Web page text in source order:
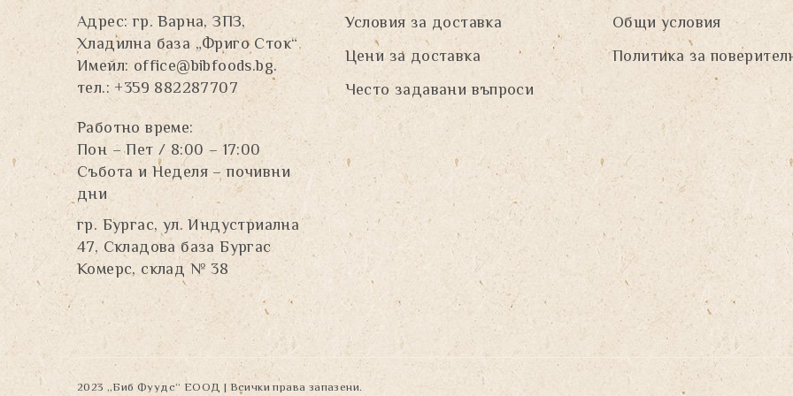
Адрес: гр. Варна, ЗПЗ,
Хладилна база „Фриго Сток“
Имейл:office@bibfoods.bg.
тел.: +359 882287707
Работно време:
Пон – Пет / 8:00 – 17:00
Събота и Неделя – почивни
дни
гр. Бургас, ул. Индустриална
47, Складова база Бургас
Комерс, склад № 38
Условия за доставка
Цени за доставка
Често задавани въпроси
Общи условия
Политика за
2023 „Биб Фуудс“ ЕООД | Всички права запазени.